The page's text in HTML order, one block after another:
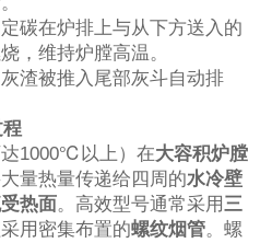
定碳在炉排上与从下方送入的
，维持炉膛高温。
渣被推入尾部灰斗自动排
1000℃以上）在大容积炉膛
大量热量传递给四周的水冷壁
热面。高效型号通常采用三
用密集布置的螺纹烟管。螺